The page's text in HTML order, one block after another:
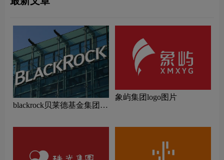
blackrock贝莱德基金集团
牌理念
象屿集团logo图片